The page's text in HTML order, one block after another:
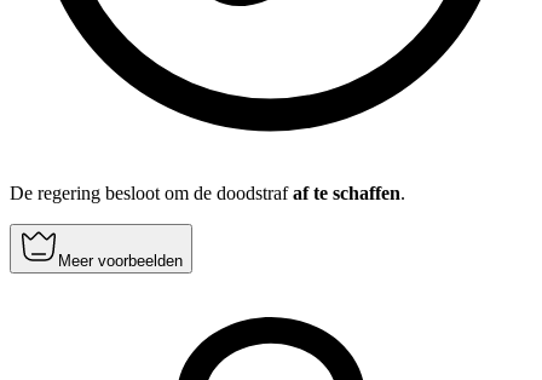
De regering besloot om de doodstrafaf te schaffen.
Meer voorbeelden